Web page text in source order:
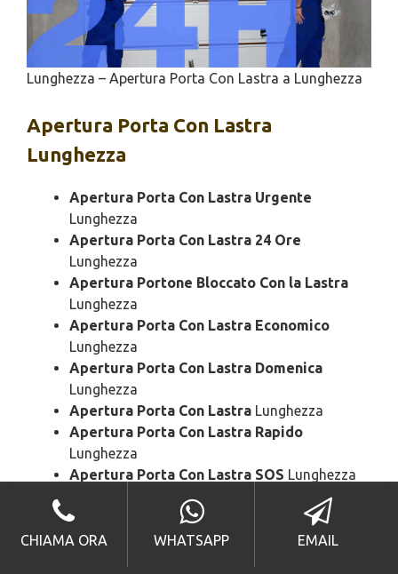
Lunghezza – Apertura Porta Con Lastra a Lunghezza
Apertura Porta Con Lastra
Lunghezza
Apertura Porta Con Lastra Urgente
Lunghezza
Apertura Porta Con Lastra 24 Ore
Lunghezza
Apertura Portone Bloccato Con la Lastra
Lunghezza
Apertura Porta Con Lastra Economico
Lunghezza
Apertura Porta Con Lastra Domenica
Lunghezza
Apertura Porta Con Lastra Lunghezza
Apertura Porta Con Lastra Rapido
Lunghezza
Apertura Porta Con Lastra SOS Lunghezza
Apertura Porta Con Lastra Prezzo
Lunghezza
Apertura Porta Con Lastra Costo
Lunghezza
CHIAMA ORA WHATSAPP EMAIL